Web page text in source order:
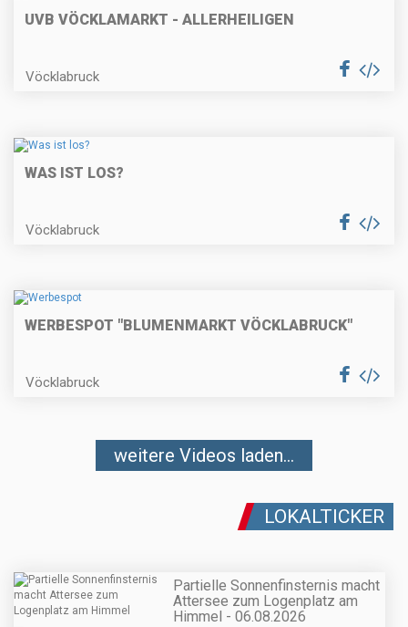
UVB VÖCKLAMARKT - ALLERHEILIGEN
Vöcklabruck
WAS IST LOS?
Vöcklabruck
WERBESPOT "BLUMENMARKT VÖCKLABRUCK"
Vöcklabruck
weitere Videos laden...
LOKALTICKER
Partielle Sonnenfinsternis macht
Attersee zum Logenplatz am
Himmel - 06.08.2026